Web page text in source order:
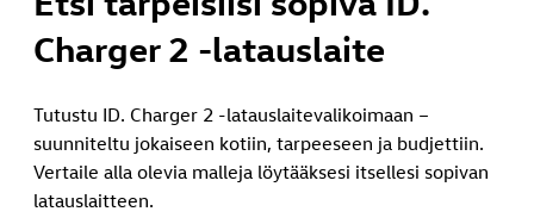
Charger 2 -latauslaite
Tutustu ID. Charger 2 -latauslaitevalikoimaan –
suunniteltu jokaiseen kotiin, tarpeeseen ja budjettiin.
Vertaile alla olevia malleja löytääksesi itsellesi sopivan
latauslaitteen.